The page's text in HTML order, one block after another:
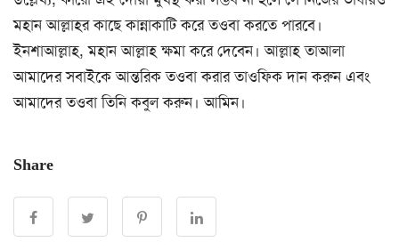
মহান আল্লাহর কাছে কান্নাকাটি করে তওবা করতে পারবে।
ইনশাআল্লাহ, মহান আল্লাহ ক্ষমা করে দেবেন। আল্লাহ তাআলা
আমাদের সবাইকে আন্তরিক তওবা করার তাওফিক দান করুন এবং
আমাদের তওবা তিনি কবুল করুন। আমিন।
Share